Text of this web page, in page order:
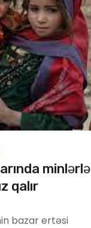
minlərlə
qalır
bazar ertəsi